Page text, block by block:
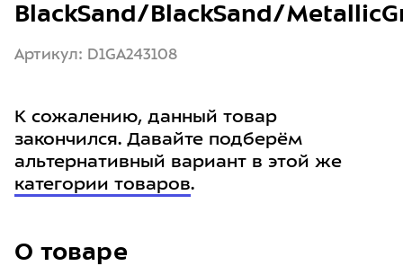
О товаре
BlackSand/BlackSand/
Артикул: D1GA243108
К сожалению, данный товар
закончился. Давайте подберём
альтернативный вариант в этой же
категории товаров.